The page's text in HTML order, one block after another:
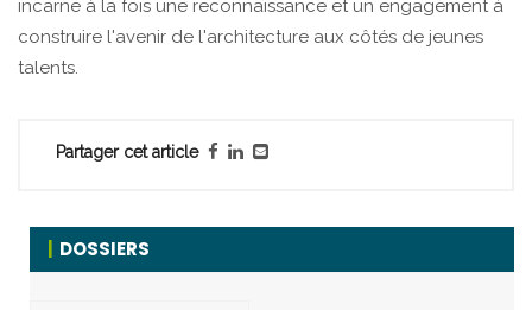
incarne à la fois une reconnaissance et un engagement à
construire l'avenir de l'architecture aux côtés de jeunes
talents.
Partager cet article
DOSSIERS